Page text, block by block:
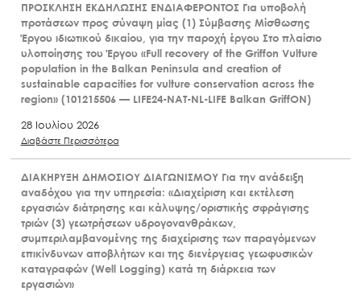
ΠΡΟΣΚΛΗΣΗ ΕΚΔΗΛΩΣΗΣ ΕΝΔΙΑΦΕΡΟΝΤΟΣ Για υποβολή
προτάσεων προς σύναψη μίας (1) Σύμβασης Μίσθωσης
Έργου ιδιωτικού δικαίου, για την παροχή έργου Στο πλαίσιο
υλοποίησης του Έργου «Full recovery of the Griffon Vulture
population in the Balkan Peninsula and creation of
sustainable capacities for vulture conservation across the
region» (101215506 — LIFE24-NAT-NL-LIFE Balkan GriffON)
28 Ιουλίου 2026
Διαβάστε Περισσότερα
ΔΙΑΚΗΡΥΞΗ ΔΗΜΟΣΙΟΥ ΔΙΑΓΩΝΙΣΜΟΥ Για την ανάδειξη
αναδόχου για την υπηρεσία: «Διαχείριση και εκτέλεση
εργασιών διάτρησης και κάλυψης/οριστικής σφράγισης
τριών (3) γεωτρήσεων υδρογονανθράκων,
συμπεριλαμβανομένης της διαχείρισης των παραγόμενων
επικίνδυνων αποβλήτων και της διενέργειας γεωφυσικών
καταγραφών (Well Logging) κατά τη διάρκεια των
εργασιών»